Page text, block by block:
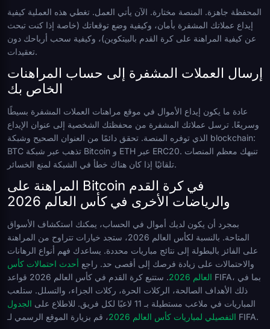
المحفظة جاهزة. المنصة مختارة. الآن يأتي العمل. تغطي هذه العملية كيفية
إيداع عملاتك المشفرة بأمان، وكيفية وضع توقعاتك (خاصة إذا كنت تبحث
عن كيفية المراهنة على كرة القدم بالبيتكوين)، وكيفية سحب أرباحك دون
تعقيدات.
إرسال العملات المشفرة إلى حساب المراهنات
الخاص بك
عادة ما يكون إيداع الأموال في موقع مراهنات العملات المشفرة بسيطًا
وسريعًا. ترسل عملاتك المشفرة من محفظتك الشخصية إلى عنوان الإيداع
الذي توفره المنصة. تحقق دائمًا من العنوان الصحيح وشبكة blockchain:
BTC تذهب عبر شبكة Bitcoin و ETH عبر ERC20. تنبهك معظم المنصات
تلقائيًا إذا كان هناك خطأ في الشبكة لمنع الخسائر.
المراهنة على Bitcoin في كرة القدم
والرياضات الأخرى في كأس العالم 2026
بمجرد أن يكون لديك أموال في الحساب، يمكنك استكشاف الأسواق
المتاحة. بالنسبة لكأس العالم 2026، ستجد خيارات تتراوح من المراهنة
على الفائز بالبطولة إلى نتائج مباريات محددة. يساعدك فهم أنواع الرهانات
والاحتمالات على زيادة فرصك إلى أقصى حد. راجع أحدث احتمالات كأس
العالم 2026
. ستتبع كرة القدم في كأس العالم 2026 قواعد FIFA، بما في
ذلك الأهداف الصالحة، الركلات الحرة، ركلات الجزاء، والتسلل. ستلعب
المباريات في ملاعب مستطيلة بـ 11 لاعبًا لكل فريق. للاطلاع على
الجدول
التفصيلي لمباريات كأس العالم 2026 ، قم بزيارة الموقع الرسمي لـ FIFA.